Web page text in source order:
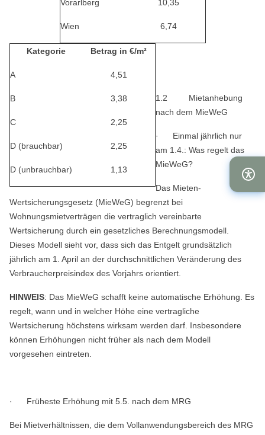
Vorarlberg 10,35
Wien 6,74
Kategorie Betrag in €/m²
A 4,51
B 3,38
C 2,25
D (brauchbar) 2,25
D (unbrauchbar) 1,13
1.2 Mietanhebung
nach dem MieWeG
· Einmal jährlich nur
am 1.4.: Was regelt das
MieWeG?
Das Mieten-
Wertsicherungsgesetz (MieWeG) begrenzt bei
Wohnungsmietverträgen die vertraglich vereinbarte
Wertsicherung durch ein gesetzliches Berechnungsmodell.
Dieses Modell sieht vor, dass sich das Entgelt grundsätzlich
jährlich am 1. April an der durchschnittlichen Veränderung des
Verbraucherpreisindex des Vorjahrs orientiert.
HINWEIS: Das MieWeG schafft keine automatische Erhöhung. Es
regelt, wann und in welcher Höhe eine vertragliche
Wertsicherung höchstens wirksam werden darf. Insbesondere
können Erhöhungen nicht früher als nach dem Modell
vorgesehen eintreten.
· Früheste Erhöhung mit 5.5. nach dem MRG
Bei Mietverhältnissen, die dem Vollanwendungsbereich des MRG